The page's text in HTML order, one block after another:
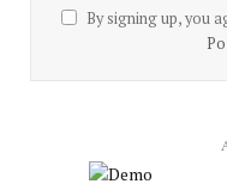
By signing up, you